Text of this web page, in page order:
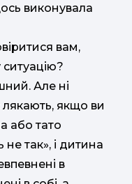
виконувала
вам,
Але ні
лякають, якщо ви
або тато
так», і дитина
в